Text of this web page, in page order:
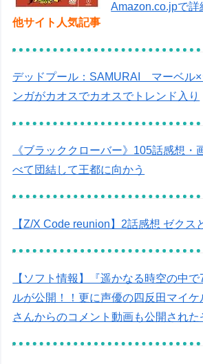
Amazon.co.jpで詳
他サイト人気記事
デッドプール：SAMURAI マーベル×
ンガがカオスでカオスでトレンド入り
《ブラッククローバー》105話感想・
べて団結して王都に向かう
【Z/X Code reunion】2話感想 ゼクス
【ソフト情報】『遥かなる時空の中
ルが公開！！更に声優の四反田マイ
さんからのコメント動画も公開された